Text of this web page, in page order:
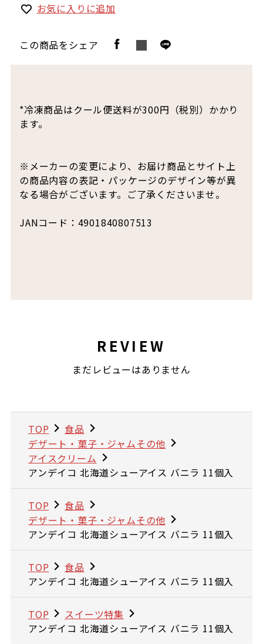
お気に入りに追加
この商品をシェア
*冷凍商品はクール便送料が300円（税別）かかり
ます。
※メーカーの変更により、お届け商品とサイト上
の商品内容の表記・パッケージのデザイン等が異
なる場合がございます。ご了承くださいませ。
JANコード：4901840807513
REVIEW
まだレビューはありません
TOP
食品
デザート・菓子・ジャムその他
アイスクリーム
アンデイコ 北海道シューアイス バニラ 11個入
TOP
食品
デザート・菓子・ジャムその他
アンデイコ 北海道シューアイス バニラ 11個入
TOP
食品
アンデイコ 北海道シューアイス バニラ 11個入
TOP
スイーツ特集
アンデイコ 北海道シューアイス バニラ 11個入